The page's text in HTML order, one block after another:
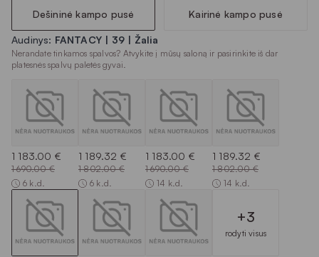
Dešininė kampo pusė Kairinė kampo pusė
Audinys: FANTACY | 39 | Žalia
Nerandate tinkamos spalvos? Atvykite į mūsų saloną ir pasirinkite iš dar
platesnės spalvų paletės gyvai.
1 183.00 €
1 690.00 €
6 k.d.
1 189.32 €
1 802.00 €
6 k.d.
1 183.00 €
1 690.00 €
14 k.d.
1 189.32 €
1 802.00 €
14 k.d.
+3
rodyti visus